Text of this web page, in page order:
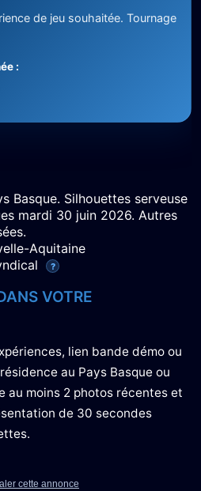
de jeu souhaitée. Tournage
:
Basque. Silhouettes serveuse
mardi 30 juin 2026. Autres
Aquitaine
?
VOTRE
lien bande démo ou
au Pays Basque ou
au moins 2 photos récentes et
de 30 secondes
cette annonce